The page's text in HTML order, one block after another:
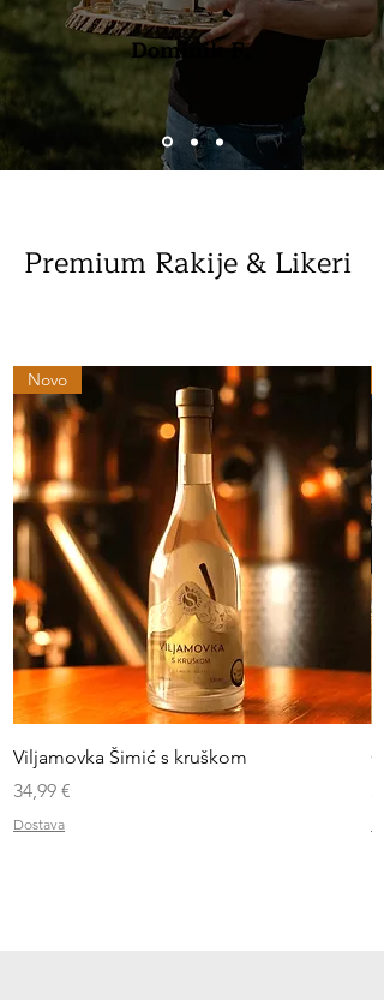
Dominik F.
Premium Rakije & Likeri
Novo
Viljamovka Šimić s kruškom
Cijena
34,99 €
Dostava